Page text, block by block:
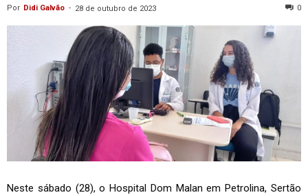
Por Didi Galvão - 28 de outubro de 2023 0
Neste sábado (28), o Hospital Dom Malan em Petrolina, Sertão